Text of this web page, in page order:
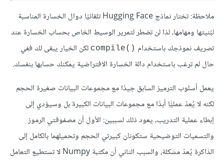
ملاحظة: تختار نماذج Hugging Face تلقائيًا دوال الخسارة المناسبة
لبُنيتها ومهامها، لذا لن تضطر لتمرير الوسيط الخاص بحساب الخسارة عند
تصريف نموذجك باستخدام compile()‎ لكن الخيار يبقى لك ففي
حال لم ترغب باستخدام دالة الخسارة الافتراضية يمكنك حسابها بنفسك.
يعمل أسلوب الترميز السابق جيدًا مع مجموعات البيانات صغيرة الحجم
لكنه لا يُعدّ عمليًّا أبدًا مع مجموعات البيانات الكبيرة بل وسيؤدي إلى
إبطاء عملية التدريب، يعود ذلك لسببين: الأول أن مصفوفتي الرموز
والتسميات التوضيحية ستكونان كبيرتي الحجم وتحميلهما بالكامل إلى
الذاكرة يُعدّ مشكلة، والسبب الثاني أن مكتبة Numpy لا تستطيع التعامل